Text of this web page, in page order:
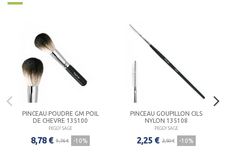
PINCEAU POUDRE GM POIL
DE CHEVRE 135100
PEGGY SAGE
8,78 € 9,76 € -10%
PINCEAU GOUPILLON CILS
NYLON 135108
PEGGY SAGE
2,25 € 2,50 € -10%